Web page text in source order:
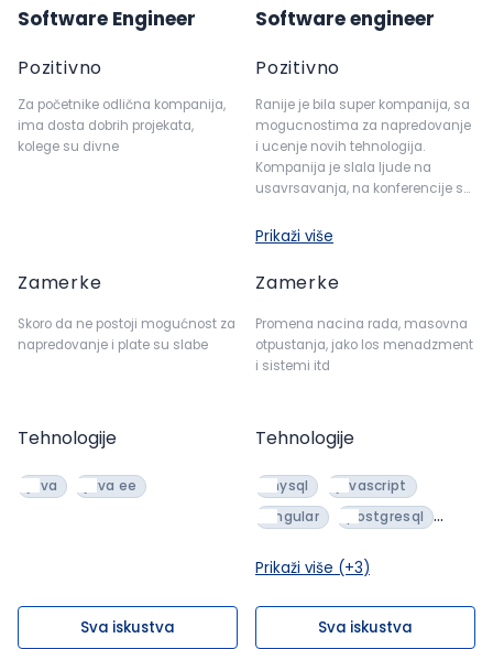
Software Engineer Software engineer
Pozitivno Pozitivno
Za početnike odlična kompanija,
ima dosta dobrih projekata,
kolege su divne
Ranije je bila super kompanija, sa
mogucnostima za napredovanje
i ucenje novih tehnologija.
Kompanija je slala ljude na
usavrsavanja, na konferencije sa
outsource, trudili su se da
sve dok je obostrano zadovoljstvo.
To se dosta promenilo.
Prikaži više
Zamerke Zamerke
Skoro da ne postoji mogućnost za
napredovanje i plate su slabe
Promena nacina rada, masovna
otpustanja, jako los menadzment
i sistemi itd
Tehnologije
java java ee
Tehnologije
mysql
javascript
angular
postgresql
react native
Prikaži više (+3)
Sva iskustva Sva iskustva